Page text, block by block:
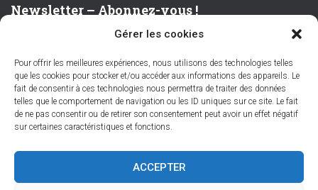
Gérer les cookies
Pour offrir les meilleures expériences, nous utilisons des technologies telles
que les cookies pour stocker et/ou accéder aux informations des appareils. Le
fait de consentir à ces technologies nous permettra de traiter des données
telles que le comportement de navigation ou les ID uniques sur ce site. Le fait
de ne pas consentir ou de retirer son consentement peut avoir un effet négatif
sur certaines caractéristiques et fonctions.
ACCEPTER
Newsletter – Abonnez-vous !
Prénom ou nom complet
Email